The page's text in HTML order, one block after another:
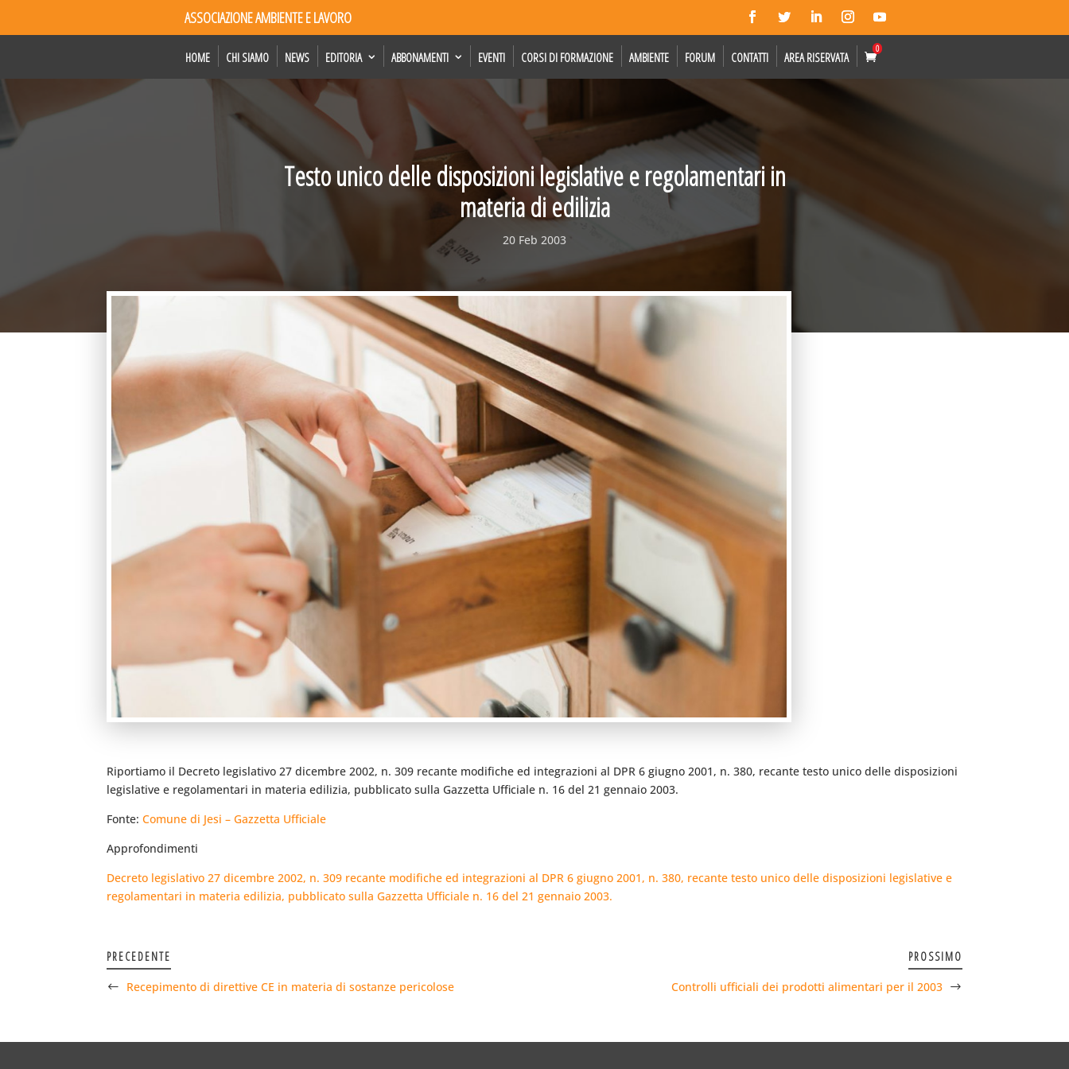
ASSOCIAZIONE AMBIENTE E LAVORO
HOME CHI SIAMO NEWS EDITORIA ABBONAMENTI EVENTI CORSI DI FORMAZIONE AMBIENTE FORUM CONTATTI AREA RISERVATA
0
Testo unico delle disposizioni legislative e regolamentari in
materia di edilizia
20 Feb 2003
Riportiamo il Decreto legislativo 27 dicembre 2002, n. 309 recante modifiche ed integrazioni al DPR 6 giugno 2001, n. 380, recante testo unico delle disposizioni
legislative e regolamentari in materia edilizia, pubblicato sulla Gazzetta Ufficiale n. 16 del 21 gennaio 2003.
Fonte:Comune di Jesi – Gazzetta Ufficiale
Approfondimenti
Decreto legislativo 27 dicembre 2002, n. 309 recante modifiche ed integrazioni al DPR 6 giugno 2001, n. 380, recante testo unico delle disposizioni legislative e
regolamentari in materia edilizia, pubblicato sulla Gazzetta Ufficiale n. 16 del 21 gennaio 2003.
PRECEDENTE
Recepimento di direttive CE in materia di sostanze pericolose
PROSSIMO
Controlli ufficiali dei prodotti alimentari per il 2003